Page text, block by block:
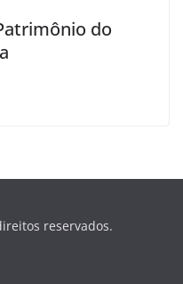
do
reservados.